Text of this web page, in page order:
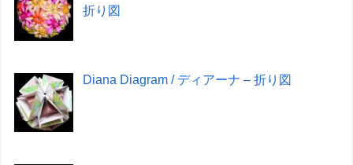
折り図
Diana Diagram / ディアーナ – 折り図